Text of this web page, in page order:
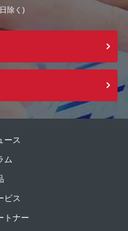
除く)
ース
ム
ビス
トナー